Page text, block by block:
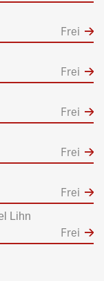
Frei
Frei
Frei
Frei
Frei
Lihn
Frei